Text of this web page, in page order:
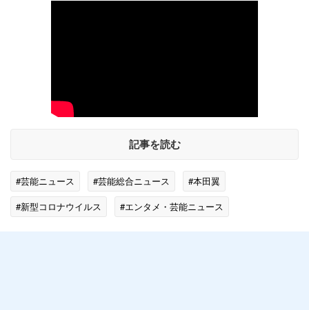
記事を読む
#芸能ニュース #芸能総合ニュース
#本田翼
#新型コロナウイルス
#エンタメ・芸能ニュース